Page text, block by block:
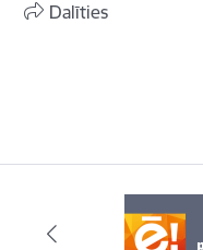
Dalīties